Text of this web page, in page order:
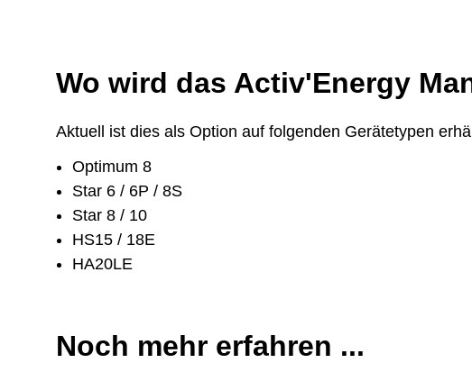
Wo wird das Activ'Energy
Aktuell ist dies als Option auf folgenden Gerätetypen
Optimum 8
Star 6 / 6P / 8S
Star 8 / 10
HS15 / 18E
HA20LE
Noch mehr erfahren ...